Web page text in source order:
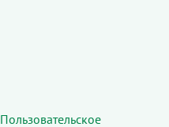
Пользовательское